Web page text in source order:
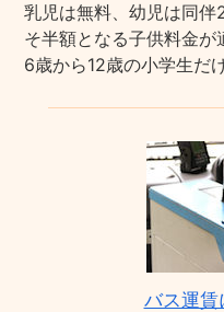
乳児は無料、幼児は同伴
そ半額となる子供料金
6歳から12歳の小学生だ
バス運賃